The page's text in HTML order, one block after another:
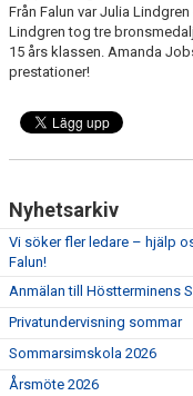
Från Falun var Julia
Lindgren tog tre
15 års klassen. Amanda
prestationer!
Nyhetsarkiv
Vi söker fler ledare – hjälp
Falun!
Anmälan till Höstterminens
Privatundervisning sommar
Sommarsimskola 2026
Årsmöte 2026